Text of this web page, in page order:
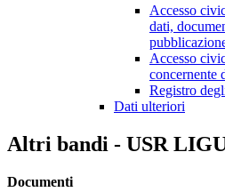
Accesso
dati,
Accesso
concernente
Registro
Dati ulteriori
Altri bandi - USR
Documenti